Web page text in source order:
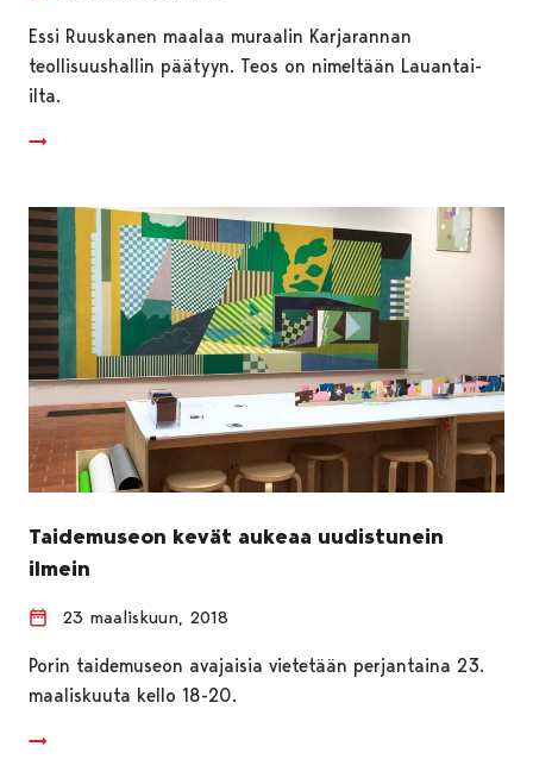
Essi Ruuskanen maalaa muraalin Karjarannan
teollisuushallin päätyyn. Teos on nimeltään Lauantai-
ilta.
Taidemuseon kevät aukeaa uudistunein
ilmein
23 maaliskuun, 2018
Porin taidemuseon avajaisia vietetään perjantaina 23.
maaliskuuta kello 18-20.